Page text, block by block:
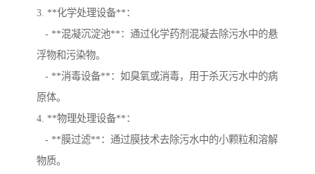
3. **化学处理设备**：
- **混凝沉淀池**：通过化学药剂混凝去除污水中的悬
浮物和污染物。
- **消毒设备**：如臭氧或消毒，用于杀灭污水中的病
原体。
4. **物理处理设备**：
- **膜过滤**：通过膜技术去除污水中的小颗粒和溶解
物质。